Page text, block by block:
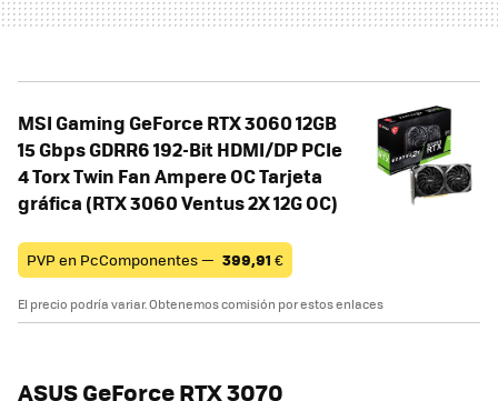
MSI Gaming GeForce RTX 3060 12GB
15 Gbps GDRR6 192-Bit HDMI/DP PCIe
4 Torx Twin Fan Ampere OC Tarjeta
gráfica (RTX 3060 Ventus 2X 12G OC)
PVP en PcComponentes — 399,91 €
El precio podría variar. Obtenemos comisión por estos enlaces
ASUS GeForce RTX 3070